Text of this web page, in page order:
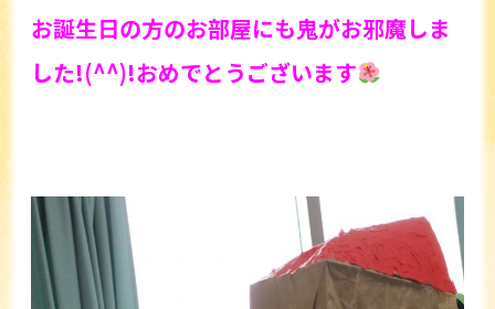
お誕生日の方のお部屋にも鬼がお邪魔しま
した!(^^)!おめでとうございます